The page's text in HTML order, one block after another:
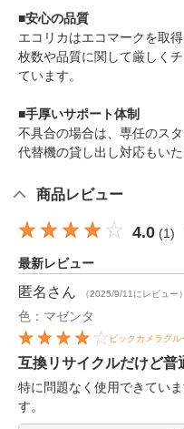
■安心の品質
エコリカはエコマークを取
枚数や品質に関して厳しく
ています。
■手厚いサポート体制
不具合の場合は、専任のス
代替機の貸し出し対応もいた
商品レビュー
4.0 (1)
最新レビュー
匿名 さん （2025/9/11にレビュー）
色：マゼンタ
ビックカメラグル
互換リサイクルだけど普
特に問題なく使用できてい
す。